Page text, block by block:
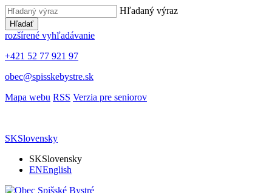
Hľadaný výraz
Hľadať
rozšírené vyhľadávanie
+421 52 77 921 97
obec@spisskebystre.sk
Mapa webu RSS Verzia pre seniorov
SKSlovensky
SKSlovensky
ENEnglish